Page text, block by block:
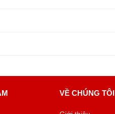
VỀ CHÚNG TÔI